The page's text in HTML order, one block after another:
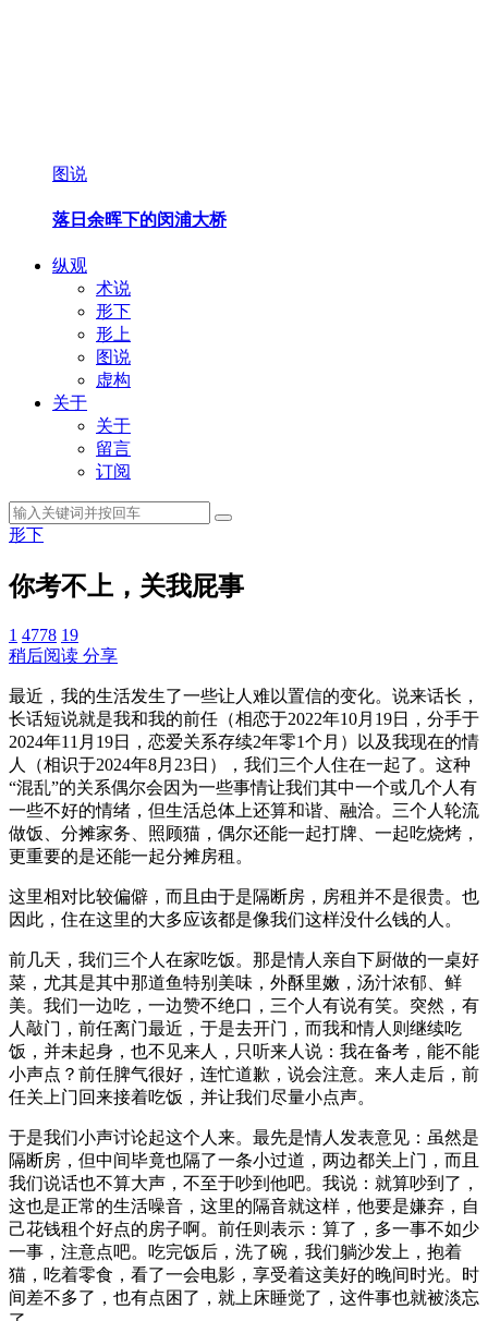
图说
落日余晖下的闵浦大桥
纵观
术说
形下
形上
图说
虚构
关于
关于
留言
订阅
形下
你考不上，关我屁事
1 4778 19
稍后阅读 分享
最近，我的生活发生了一些让人难以置信的变化。说来话长，
长话短说就是我和我的前任（相恋于2022年10月19日，分手于
2024年11月19日，恋爱关系存续2年零1个月）以及我现在的情
人（相识于2024年8月23日），我们三个人住在一起了。这种
“混乱”的关系偶尔会因为一些事情让我们其中一个或几个人有
一些不好的情绪，但生活总体上还算和谐、融洽。三个人轮流
做饭、分摊家务、照顾猫，偶尔还能一起打牌、一起吃烧烤，
更重要的是还能一起分摊房租。
这里相对比较偏僻，而且由于是隔断房，房租并不是很贵。也
因此，住在这里的大多应该都是像我们这样没什么钱的人。
前几天，我们三个人在家吃饭。那是情人亲自下厨做的一桌好
菜，尤其是其中那道鱼特别美味，外酥里嫩，汤汁浓郁、鲜
美。我们一边吃，一边赞不绝口，三个人有说有笑。突然，有
人敲门，前任离门最近，于是去开门，而我和情人则继续吃
饭，并未起身，也不见来人，只听来人说：我在备考，能不能
小声点？前任脾气很好，连忙道歉，说会注意。来人走后，前
任关上门回来接着吃饭，并让我们尽量小点声。
于是我们小声讨论起这个人来。最先是情人发表意见：虽然是
隔断房，但中间毕竟也隔了一条小过道，两边都关上门，而且
我们说话也不算大声，不至于吵到他吧。我说：就算吵到了，
这也是正常的生活噪音，这里的隔音就这样，他要是嫌弃，自
己花钱租个好点的房子啊。前任则表示：算了，多一事不如少
一事，注意点吧。吃完饭后，洗了碗，我们躺沙发上，抱着
猫，吃着零食，看了一会电影，享受着这美好的晚间时光。时
间差不多了，也有点困了，就上床睡觉了，这件事也就被淡忘